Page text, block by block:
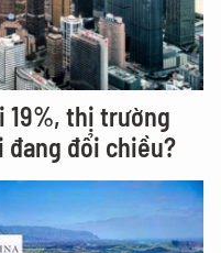
19%, thị trường
đang đổi chiều?